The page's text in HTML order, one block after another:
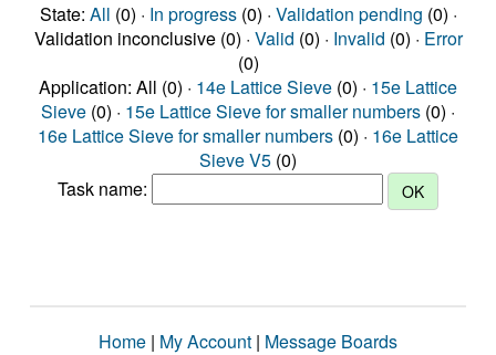
State: All (0) · In progress(0) · Validation pending (0) ·
Validation inconclusive (0) · Valid (0) · Invalid (0) · Error
(0)
Application: All (0) · 14e Lattice Sieve (0) · 15e Lattice
Sieve (0) · 15e Lattice Sieve for smaller numbers (0) ·
16e Lattice Sieve for smaller numbers (0) · 16e Lattice
Sieve V5 (0)
Task name:
Home | My Account | Message Boards